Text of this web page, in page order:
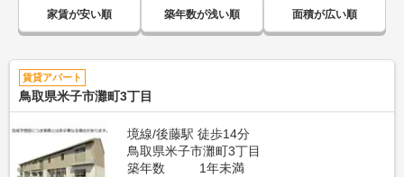
家賃が安い順 築年数が浅い順 面積が広い順
賃貸アパート
鳥取県米子市灘町3丁目
境線/後藤駅 徒歩14分
鳥取県米子市灘町3丁目
築年数
1年未満